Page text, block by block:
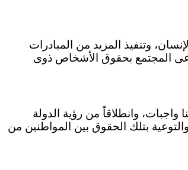
وتنفيذ المزيد من المبادرات
وعى المجتمع بحقوق الأشخاص ذوى
وانطلاقاً من رؤية الدولة
بتلك الحقوق بين المواطنين من